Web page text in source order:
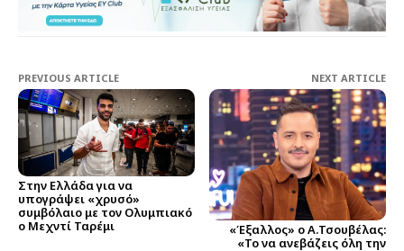
PREVIOUS ARTICLE
Στην Ελλάδα για να
υπογράψει «χρυσό»
συμβόλαιο με τον Ολυμπιακό
ο Μεχντί Ταρέμι
NEXT ARTICLE
«Έξαλλος» ο Α.Τσουβέλας:
«Το να ανεβάζεις όλη την